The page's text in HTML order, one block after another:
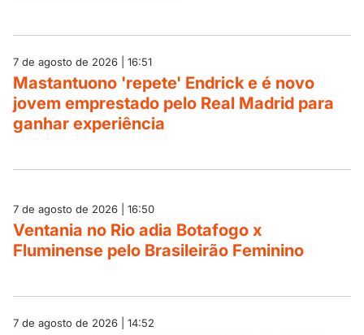
7 de agosto de 2026 | 16:51
Mastantuono 'repete' Endrick e é novo
jovem emprestado pelo Real Madrid para
ganhar experiência
7 de agosto de 2026 | 16:50
Ventania no Rio adia Botafogo x
Fluminense pelo Brasileirão Feminino
7 de agosto de 2026 | 14:52